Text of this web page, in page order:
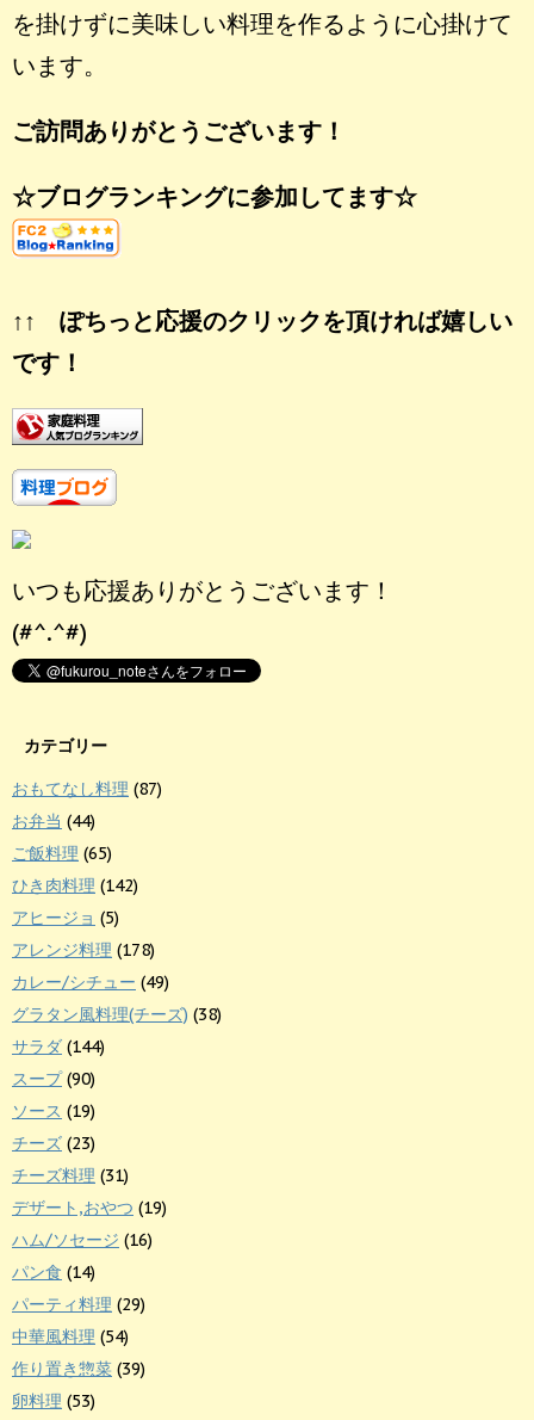
を掛けずに美味しい料理を作るように心掛けて
います。
ご訪問ありがとうございます！
☆ブログランキングに参加してます☆
↑↑ ぽちっと応援のクリックを頂ければ嬉しい
です！
いつも応援ありがとうございます！
(#^.^#)
カテゴリー
おもてなし料理 (87)
お弁当 (44)
ご飯料理 (65)
ひき肉料理 (142)
アヒージョ (5)
アレンジ料理 (178)
カレー/シチュー (49)
グラタン風料理(チーズ) (38)
サラダ (144)
スープ(90)
ソース (19)
チーズ (23)
チーズ料理 (31)
デザート,おやつ (19)
ハム/ソセージ (16)
パン食 (14)
パーティ料理 (29)
中華風料理 (54)
作り置き惣菜 (39)
卵料理 (53)